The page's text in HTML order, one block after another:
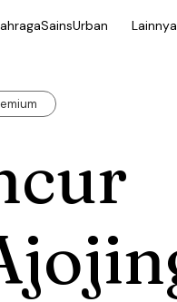
SainsUrban Lainnya